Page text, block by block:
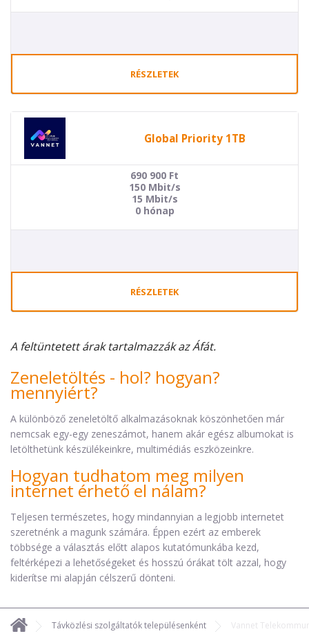
RÉSZLETEK
Global Priority 1TB
690 900 Ft
150 Mbit/s
15 Mbit/s
0 hónap
RÉSZLETEK
A feltüntetett árak tartalmazzák az Áfát.
Zeneletöltés - hol? hogyan?
mennyiért?
A különböző zeneletöltő alkalmazásoknak köszönhetően már
nemcsak egy-egy zeneszámot, hanem akár egész albumokat is
letölthetünk készülékeinkre, multimédiás eszközeinkre.
Hogyan tudhatom meg milyen
internet érhető el nálam?
Teljesen természetes, hogy mindannyian a legjobb internetet
szeretnénk a magunk számára. Éppen ezért az emberek
többsége a választás előtt alapos kutatómunkába kezd,
feltérképezi a lehetőségeket és hosszú órákat tölt azzal, hogy
kiderítse mi alapján célszerű dönteni.
Távközlési szolgáltatók településenként Vannet